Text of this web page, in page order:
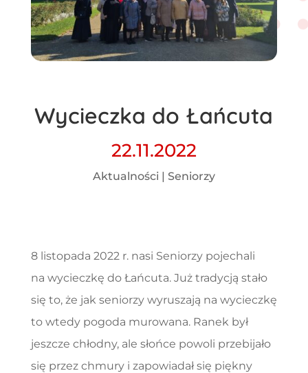
Wycieczka do Łańcuta
22.11.2022
Aktualności | Seniorzy
8 listopada 2022 r. nasi Seniorzy pojechali
na wycieczkę do Łańcuta. Już tradycją stało
się to, że jak seniorzy wyruszają na wycieczkę
to wtedy pogoda murowana. Ranek był
jeszcze chłodny, ale słońce powoli przebijało
się przez chmury i zapowiadał się piękny